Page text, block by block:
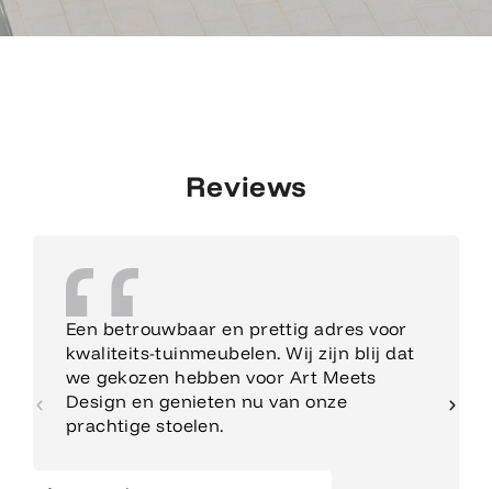
Reviews
Een betrouwbaar en prettig adres voor
kwaliteits-tuinmeubelen. Wij zijn blij dat
we gekozen hebben voor Art Meets
Design en genieten nu van onze
prachtige stoelen.